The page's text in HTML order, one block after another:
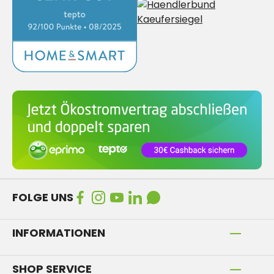
FOLGE UNS
INFORMATIONEN
SHOP SERVICE